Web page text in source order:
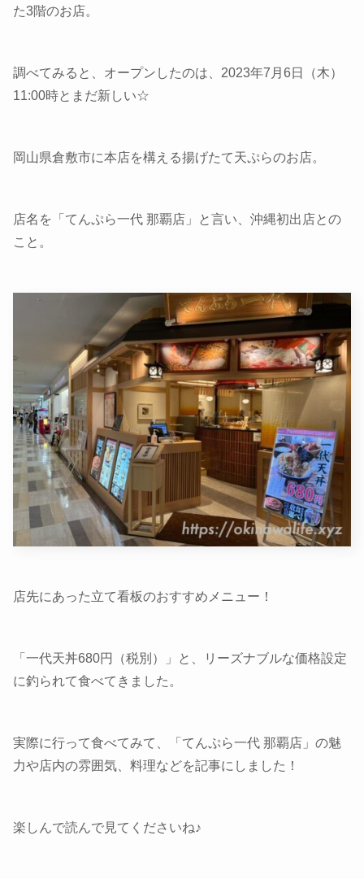
た3階のお店。
調べてみると、オープンしたのは、2023年7月6日（木）
11:00時とまだ新しい☆
岡山県倉敷市に本店を構える揚げたて天ぷらのお店。
店名を「てんぷら一代 那覇店」と言い、沖縄初出店との
こと。
店先にあった立て看板のおすすめメニュー！
「一代天丼680円（税別）」と、リーズナブルな価格設定
に釣られて食べてきました。
実際に行って食べてみて、「てんぷら一代 那覇店」の魅
力や店内の雰囲気、料理などを記事にしました！
楽しんで読んで見てくださいね♪